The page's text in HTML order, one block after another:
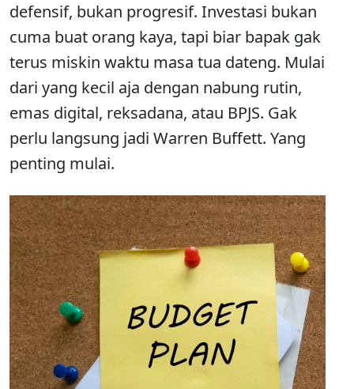
defensif, bukan progresif. Investasi bukan
cuma buat orang kaya, tapi biar bapak gak
terus miskin waktu masa tua dateng. Mulai
dari yang kecil aja dengan nabung rutin,
emas digital, reksadana, atau BPJS. Gak
perlu langsung jadi Warren Buffett. Yang
penting mulai.